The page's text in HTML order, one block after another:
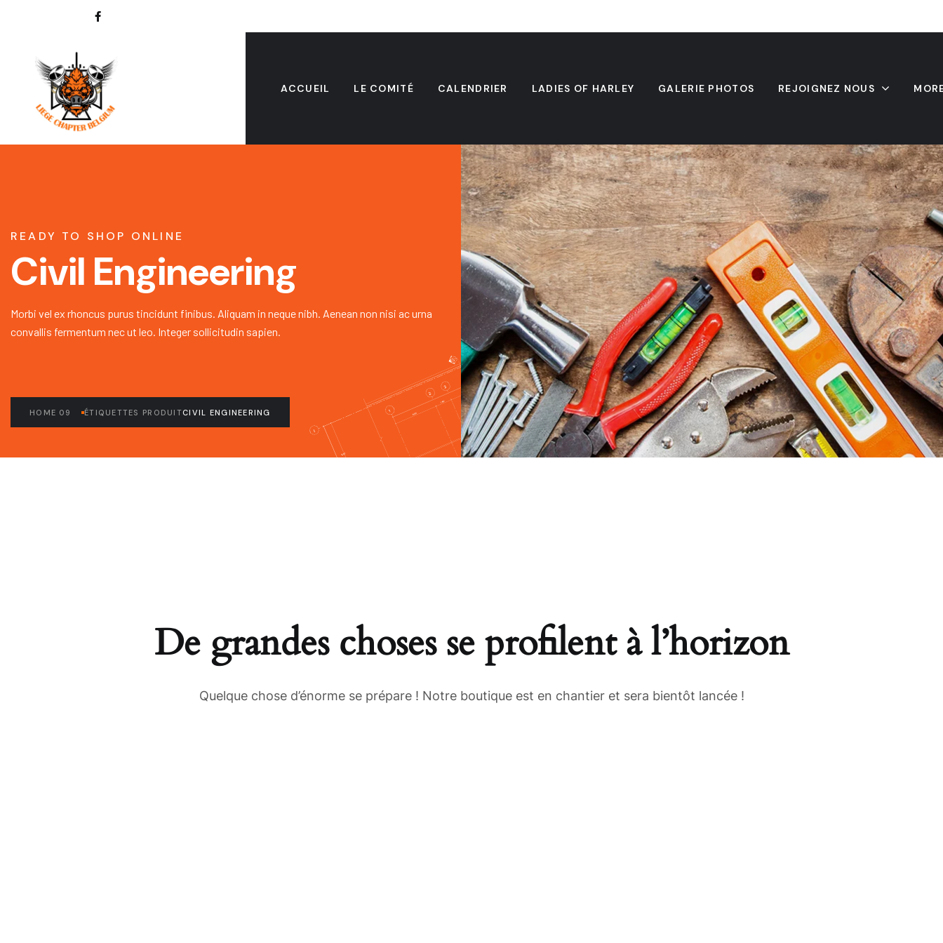
ACCUEIL LE COMITÉ CALENDRIER LADIES OF HARLEY GALERIE PHOTOS REJOIGNEZ NOUS
READY TO SHOP ONLINE
Civil Engineering
Morbi vel ex rhoncus purus tincidunt finibus. Aliquam in neque nibh. Aenean non nisi ac urna
convallis fermentum nec ut leo. Integer sollicitudin sapien.
HOME 09 ÉTIQUETTES PRODUITCIVIL ENGINEERING
De grandes choses se profilent à l’horizon
Quelque chose d’énorme se prépare ! Notre boutique est en chantier et sera bientôt lancée !